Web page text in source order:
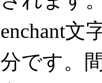
enchant文
分です。